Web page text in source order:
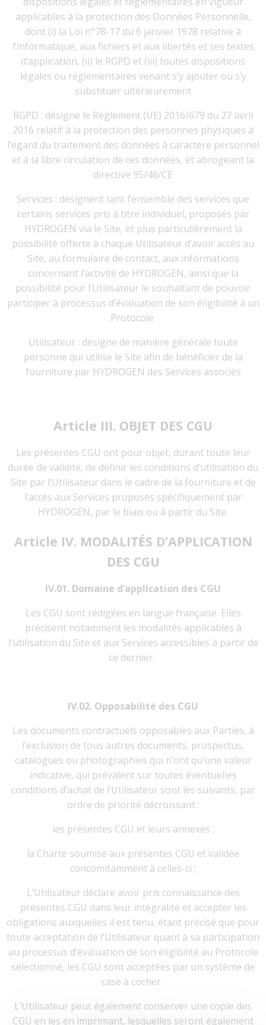
applicables à la protection des Données Personnelle,
dont (i) la Loi n°78-17 du 6 janvier 1978 relative à
l’informatique, aux fichiers et aux libertés et ses textes
d’application, (ii) le RGPD et (iii) toutes dispositions
légales ou réglementaires venant s’y ajouter ou s’y
substituer ultérieurement
RGPD : désigne le Règlement (UE) 2016/679 du 27 avril
2016 relatif à la protection des personnes physiques à
l’égard du traitement des données à caractère personnel
et à la libre circulation de ces données, et abrogeant la
directive 95/46/CE
Services : désignent tant l’ensemble des services que
certains services pris à titre individuel, proposés par
HYDROGEN via le Site, et plus particulièrement la
possibilité offerte à chaque Utilisateur d’avoir accès au
Site, au formulaire de contact, aux informations
concernant l’activité de HYDROGEN, ainsi que la
possibilité pour l’Utilisateur le souhaitant de pouvoir
participer à processus d’évaluation de son éligibilité à un
Protocole
Utilisateur : désigne de manière générale toute
personne qui utilise le Site afin de bénéficier de la
fourniture par HYDROGEN des Services associés
Article III. OBJET DES CGU
Les présentes CGU ont pour objet, durant toute leur
durée de validité, de définir les conditions d’utilisation du
Site par l’Utilisateur dans le cadre de la fourniture et de
l’accès aux Services proposés spécifiquement par
HYDROGEN, par le biais ou à partir du Site.
Article IV. MODALITÉS D’APPLICATION
DES CGU
IV.01. Domaine d’application des CGU
Les CGU sont rédigées en langue française. Elles
précisent notamment les modalités applicables à
l’utilisation du Site et aux Services accessibles à partir de
ce dernier.
IV.02. Opposabilité des CGU
Les documents contractuels opposables aux Parties, à
l’exclusion de tous autres documents, prospectus,
catalogues ou photographies qui n’ont qu’une valeur
indicative, qui prévalent sur toutes éventuelles
conditions d’achat de l’Utilisateur sont les suivants, par
ordre de priorité décroissant :
les présentes CGU et leurs annexes ;
la Charte soumise aux présentes CGU et validée
concomitamment à celles-ci ;
L’Utilisateur déclare avoir pris connaissance des
présentes CGU dans leur intégralité et accepter les
obligations auxquelles il est tenu, étant précisé que pour
toute acceptation de l’Utilisateur quant à sa participation
au processus d’évaluation de son éligibilité au Protocole
sélectionné, les CGU sont acceptées par un système de
case à cocher.
L’Utilisateur peut également conserver une copie des
CGU en les en imprimant, lesquelles seront également